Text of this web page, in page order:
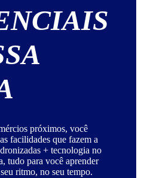
próximos, você
facilidades que fazem a
+ tecnologia no
tudo para você aprender
ritmo, no seu tempo.